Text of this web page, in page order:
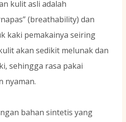
kulit asli adalah
(breathability) dan
kaki pemakainya seiring
akan sedikit melunak dan
sehingga rasa pakai
nyaman.
bahan sintetis yang